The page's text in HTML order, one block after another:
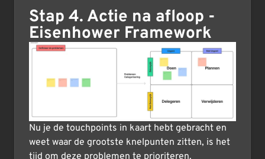
Stap 4. Actie na afloop -
Eisenhower Framework
Nu je de touchpoints in kaart hebt gebracht en
weet waar de grootste knelpunten zitten, is het
tijd om deze problemen te prioriteren.